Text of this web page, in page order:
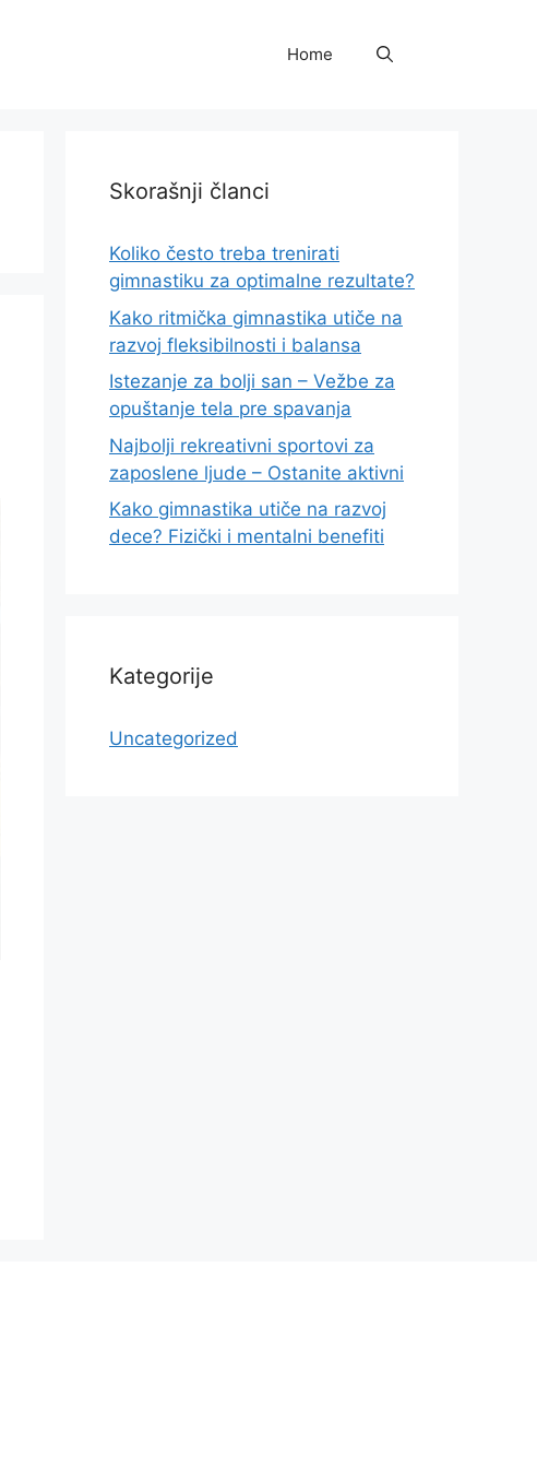
Home
Skorašnji članci
Koliko često treba trenirati
gimnastiku za optimalne rezultate?
Kako ritmička gimnastika utiče na
razvoj fleksibilnosti i balansa
Istezanje za bolji san – Vežbe za
opuštanje tela pre spavanja
Najbolji rekreativni sportovi za
zaposlene ljude – Ostanite aktivni
Kako gimnastika utiče na razvoj
dece? Fizički i mentalni benefiti
Kategorije
Uncategorized